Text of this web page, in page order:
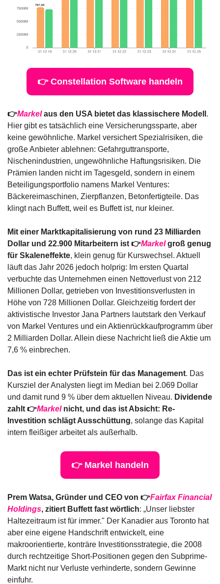
👉 Constellation Software handeln
👉Markel aus den USA bietet das klassischere Modell .
Hier gibt es tatsächlich eine Versicherungssparte, aber
keine gewöhnliche. Markel versichert Spezialrisiken, die
große Anbieter ablehnen: Gefahrguttransporte,
Nischenindustrien, ungewöhnliche Haftungsrisiken. Die
Prämien landen nicht im Tagesgeld, sondern in einem
Beteiligungsportfolio namens Markel Ventures:
Bäckereimaschinen, Zierpflanzen, Betonfertigteile. Das
klingt nach Buffett, weil es Buffett ist, nur kleiner.
Mit einer Marktkapitalisierung von rund 23 Milliarden
Dollar und 22.900 Mitarbeitern ist 👉Markel groß genug
für Skaleneffekte, klein genug für Kurswechsel. Aktuell
läuft das Jahr 2026 jedoch holprig: Im ersten Quartal
verbuchte das Unternehmen einen Nettoverlust von 212
Millionen Dollar, getrieben von Investitionsverlusten in
Höhe von 728 Millionen Dollar. Gleichzeitig fordert der
aktivistische Investor Jana Partners lautstark den Verkauf
von Markel Ventures und ein Aktienrückkaufprogramm über
2 Milliarden Dollar. Allein diese Nachricht ließ die Aktie um
7,6 % einbrechen.
Das ist ein echter Prüfstein für das Management. Das
Kursziel der Analysten liegt im Median bei 2.069 Dollar
und damit rund 9 % über dem aktuellen Niveau. Dividende
zahlt 👉Markel nicht, und das ist Absicht: Re-
Investition schlägt Ausschüttung, solange das Kapital
intern fleißiger arbeitet als außerhalb.
👉 Markel handeln
Prem Watsa, Gründer und CEO von 👉Fairfax Financial
Holdings, zitiert Buffett fast wörtlich: „Unser liebster
Haltezeitraum ist für immer." Der Kanadier aus Toronto hat
aber eine eigene Handschrift entwickelt, eine
makroorientierte, konträre Investitionsstrategie, die 2008
durch rechtzeitige Short-Positionen gegen den Subprime-
Markt nicht nur Verluste verhinderte, sondern Gewinne
einfuhr.